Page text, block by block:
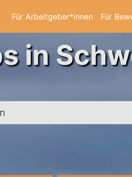
Für Arbeitgeber*innen Für
in